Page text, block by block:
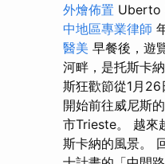
外燴佈置 Uberto
中地區專業律師
醫美 早餐後，遊
河畔，是托斯卡
斯狂歡節從1月
開始前往威尼斯
市Trieste。 越來
斯卡納的風景。